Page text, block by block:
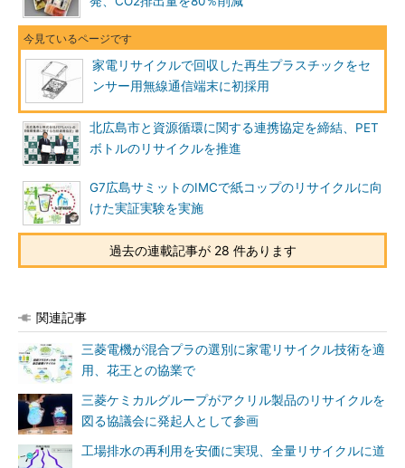
家電リサイクルで回収した再生プラスチックをセ
ンサー用無線通信端末に初採用
北広島市と資源循環に関する連携協定を締結、PET
ボトルのリサイクルを推進
G7広島サミットのIMCで紙コップのリサイクルに向
けた実証実験を実施
過去の連載記事が 28 件あります
関連記事
三菱電機が混合プラの選別に家電リサイクル技術を適
用、花王との協業で
三菱ケミカルグループがアクリル製品のリサイクルを
図る協議会に発起人として参画
工場排水の再利用を安価に実現、全量リサイクルに道